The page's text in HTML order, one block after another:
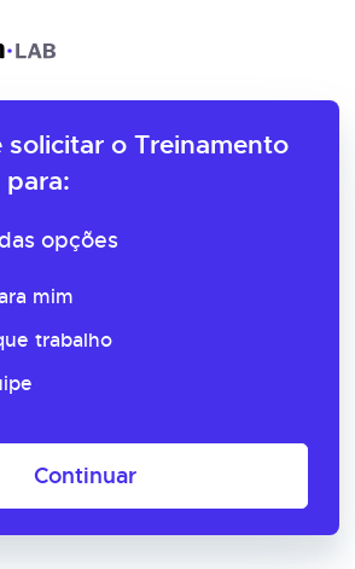
solicitar o Treinamento
para:
opções
mim
trabalho
Continuar